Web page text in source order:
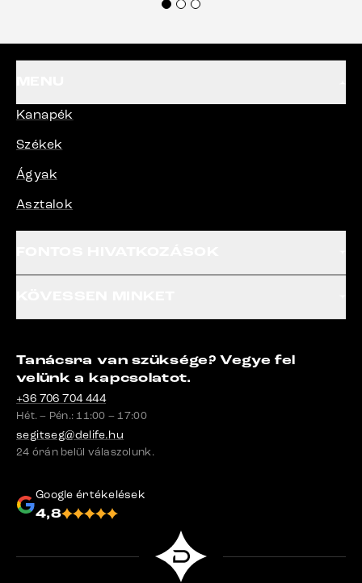
Kanapék
Székek
Ágyak
Asztalok
Tanácsra van szüksége? Vegye fel
velünk a kapcsolatot.
+36 706 704 444
Hét. – Pén.: 11:00 – 17:00
segitseg@delife.hu
24 órán belül válaszolunk.
Google értékelések
4,8